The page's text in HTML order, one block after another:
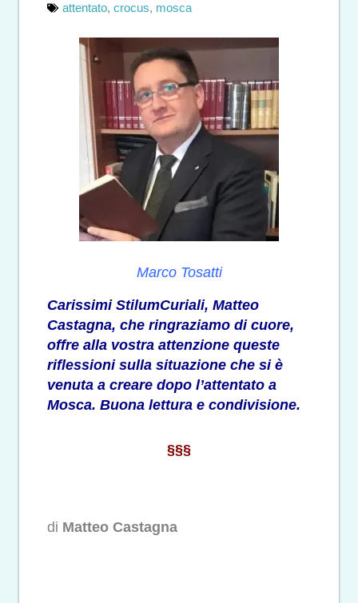
attentato, crocus, mosca
Marco Tosatti
Carissimi StilumCuriali, Matteo
Castagna, che ringraziamo di cuore,
offre alla vostra attenzione queste
riflessioni sulla situazione che si è
venuta a creare dopo l’attentato a
Mosca. Buona lettura e condivisione.
§§§
di Matteo Castagna